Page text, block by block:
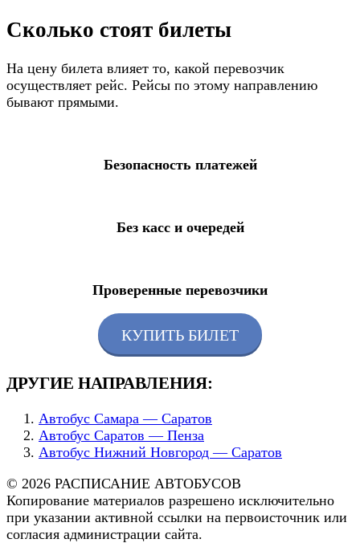
Сколько стоят билеты
На цену билета влияет то, какой перевозчик
осуществляет рейс. Рейсы по этому направлению
бывают прямыми.
Безопасность платежей
Без касс и очередей
Проверенные перевозчики
КУПИТЬ БИЛЕТ
ДРУГИЕ НАПРАВЛЕНИЯ:
Автобус Самара — Саратов
Автобус Саратов — Пенза
Автобус Нижний Новгород — Саратов
© 2026 РАСПИСАНИЕ АВТОБУСОВ
Копирование материалов разрешено исключительно
при указании активной ссылки на первоисточник или
согласия администрации сайта.